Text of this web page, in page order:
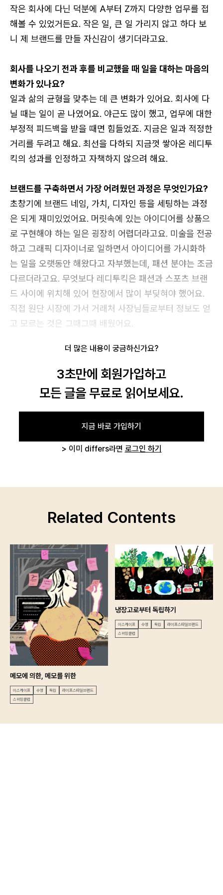
작은 회사에 다닌 덕분에 A부터 Z까지 다양한 업무를 접
해볼 수 있었거든요. 작은 일, 큰 일 가리지 않고 하다 보
니 제 브랜드를 만들 자신감이 생기더라고요.
회사를 나오기 전과 후를 비교했을 때 일을 대하는 마음의
변화가 있나요?
일과 삶의 균형을 맞추는 데 큰 변화가 있어요. 회사에 다
닐 때는 일이 곧 나였어요. 야근도 많이 했고, 업무에 대한
부정적 피드백을 받을 때면 힘들었죠. 지금은 일과 적정한
거리를 두려고 해요. 최선을 다하되 지금껏 쌓아온 레디투
킥의 성과를 인정하고 자책하지 않으려 해요.
브랜드를 구축하면서 가장 어려웠던 과정은 무엇인가요?
초창기에 브랜드 네임, 가치, 디자인 등을 세팅하는 과정
은 되게 재미있었어요. 머릿속에 있는 아이디어를 상품으
로 구현해야 하는 일은 굉장히 어렵더라고요. 미술을 전공
하고 그래픽 디자이너로 일하면서 아이디어를 가시화하
는 일을 오랫동안 해왔다고 자부했는데, 패션 분야는 조금
다르더라고요. 무엇보다 레디투킥은 패션과 스포츠 브랜
드 사이에 위치해 있어 현장에서 많이 부딪혀야 했어요.
직접 원단 시장에 가서 거래처 사장님들로부터 정보도 얻
고 모르는 것은 그때그때 배웠어요.
더 많은 내용이 궁금하신가요?
3초만에 회원가입하고
모든 글을 무료로 읽어보세요.
지금 바로 가입하기
> 이미 differs라면 로그인 하기
Related Contents
메모에 의한, 메모를 위한
이스케이프 수영 독립
라이프스타일브랜드
스위밍클럽
냉장고로부터 독립하기
이스케이프 수영 독립
라이프스타일브랜드
스위밍클럽
회원가입